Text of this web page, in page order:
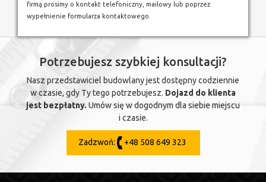
firmą prosimy o kontakt telefoniczny, mailowy lub poprzez
wypełnienie formularza kontaktowego.
Potrzebujesz szybkiej konsultacji?
Nasz przedstawiciel budowlany jest dostępny codziennie
w czasie, gdy Ty tego potrzebujesz. Dojazd do klienta
jest bezpłatny. Umów się w dogodnym dla siebie miejscu
i czasie.
Zadzwoń: +48 508 649 323